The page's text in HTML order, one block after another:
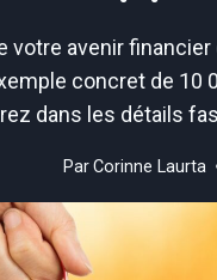
votre avenir
concret de 10
dans les détails
ParCorinne Laurta